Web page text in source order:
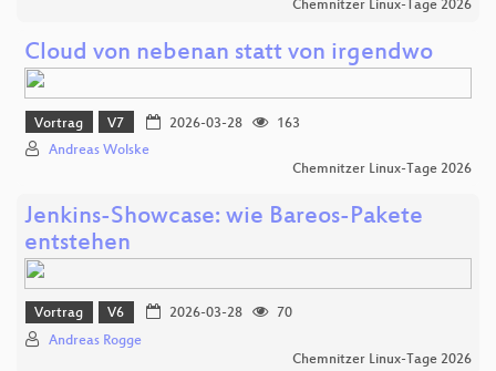
Chemnitzer Linux-Tage 2026
Cloud von nebenan statt von irgendwo
Vortrag V7 2026-03-28
163
Andreas Wolske
Chemnitzer Linux-Tage 2026
Jenkins-Showcase: wie Bareos-Pakete
entstehen
Vortrag V6 2026-03-28
70
Andreas Rogge
Chemnitzer Linux-Tage 2026